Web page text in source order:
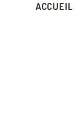
ACCUEIL